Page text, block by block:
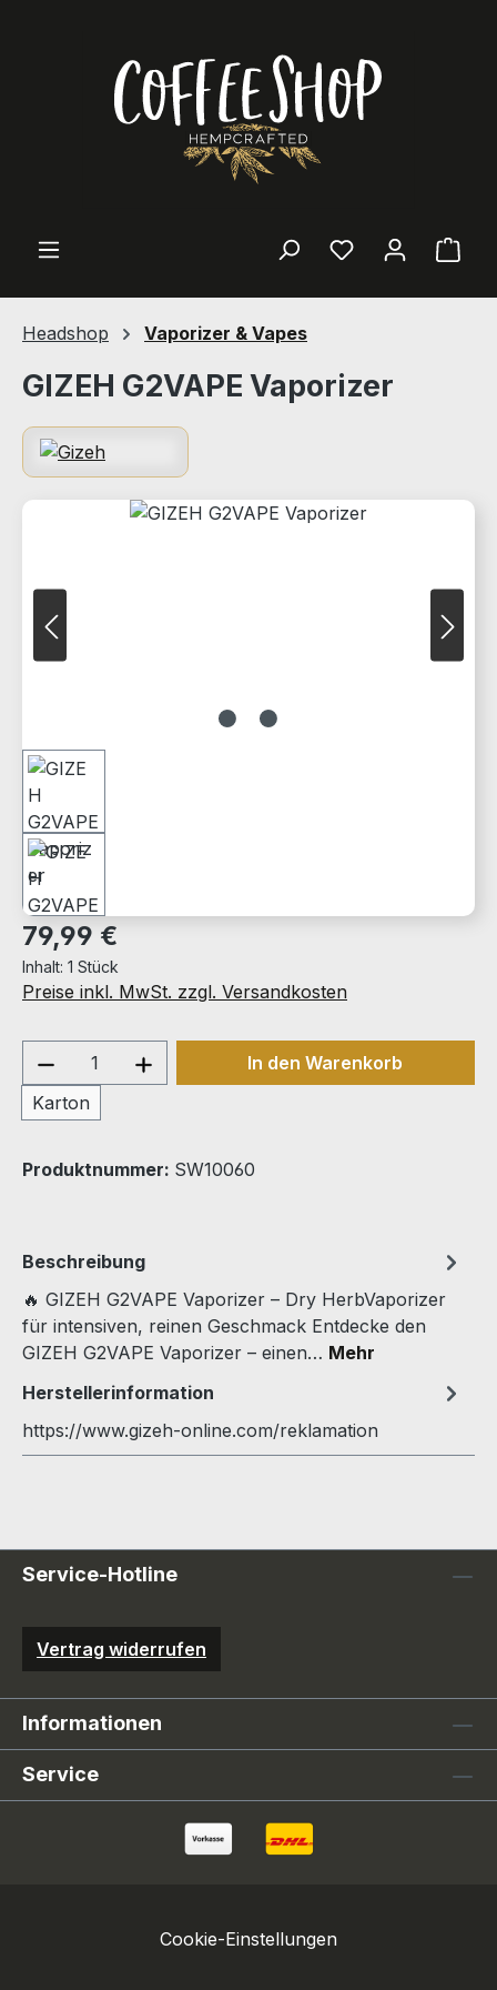
Headshop Vaporizer & Vapes
GIZEH G2VAPE Vaporizer
Bildergalerie überspringen
Regulärer Preis:
79,99 €
Inhalt: 1 Stück
Preise inkl. MwSt. zzgl. Versandkosten
Produkt Anzahl: Gib den
Karton
In den Warenkorb
Produktnummer: SW10060
Beschreibung
🔥 GIZEH G2VAPE Vaporizer – Dry HerbVaporizer
für intensiven, reinen Geschmack Entdecke den
GIZEH G2VAPE Vaporizer – einen… Mehr
Herstellerinformation
https://www.gizeh-online.com/reklamation
Service-Hotline
Vertrag widerrufen
Informationen
Service
Cookie-Einstellungen